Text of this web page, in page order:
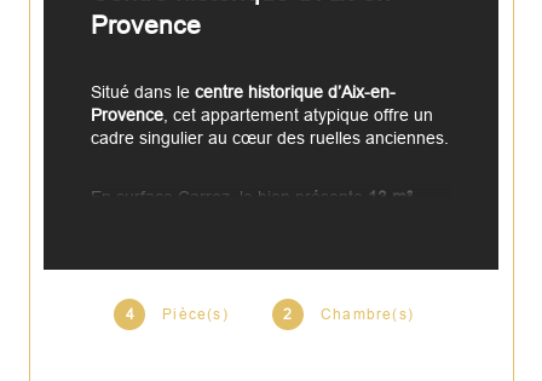
4 Pièce(s) 2 Chambre(s)
Provence
Situé dans le centre historique d’Aix-en-
Provence, cet appartement atypique offre un
cadre singulier au cœur des ruelles anciennes.
En surface Carrez, le bien présente 13 m²,
À ce niveau, vous trouverez également une
seconde pièce d’environ 12,50 m², aujourd’hui